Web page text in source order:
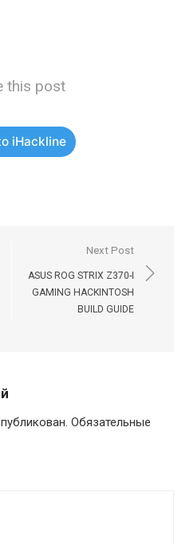
this post
iHackline
Next Post
ASUS ROG STRIX Z370-I
GAMING HACKINTOSH
BUILD GUIDE
Обязательные